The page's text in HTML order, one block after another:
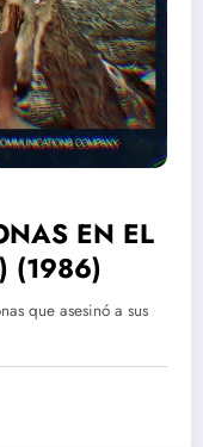
EN EL
(1986)
que asesinó a sus